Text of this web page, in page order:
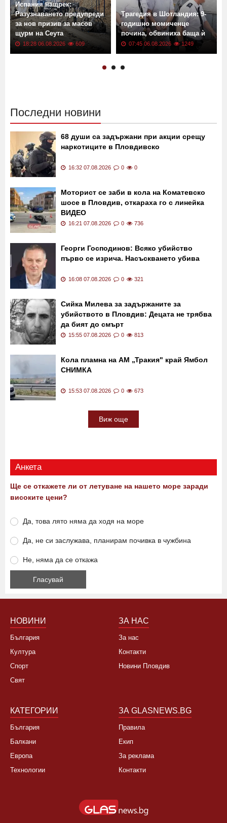
Испания нащрек:
Разузнаването предупреди
за нов призив за масов
щурм на Сеута
18:28 06.08.2026 609
Трагедия в Шотландия: 9-
годишно момиченце
почина, обвиниха баща ѝ
07:45 06.08.2026 1249
Последни новини
68 души са задържани при акции срещу
наркотиците в Пловдивско
16:32 07.08.2026 0 0
Моторист се заби в кола на Коматевско
шосе в Пловдив, откараха го с линейка
ВИДЕО
16:21 07.08.2026 0 736
Георги Господинов: Всяко убийство
първо се изрича. Насъскването убива
16:08 07.08.2026 0 321
Сийка Милева за задържаните за
убийството в Пловдив: Децата не трябва
да бият до смърт
15:55 07.08.2026 0 813
Кола пламна на АМ „Тракия" край Ямбол
СНИМКА
15:53 07.08.2026 0 673
Виж още
Анкета
Ще се откажете ли от летуване на нашето море заради
високите цени?
Да, това лято няма да ходя на море
Да, не си заслужава, планирам почивка в чужбина
Не, няма да се откажа
НОВИНИ
България
Култура
Спорт
Свят
ЗА НАС
За нас
Контакти
Новини Пловдив
КАТЕГОРИИ
България
Балкани
Европа
Технологии
ЗА GLASNEWS.BG
Правила
Екип
За реклама
Контакти